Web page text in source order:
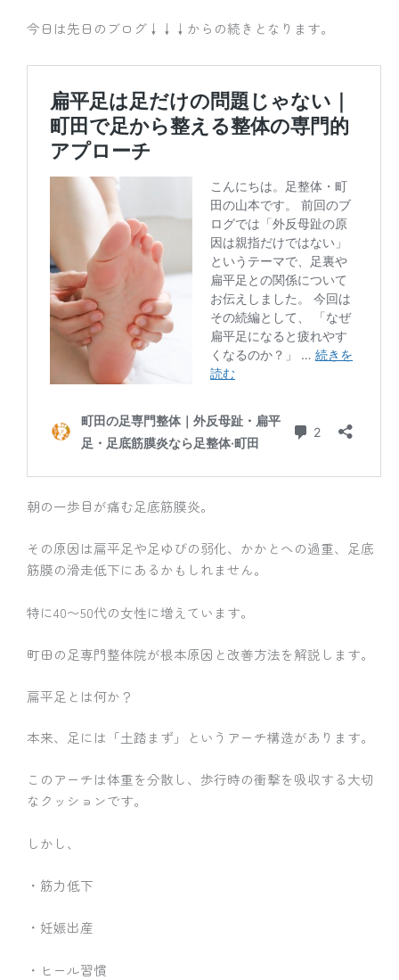
今日は先日のブログ↓↓↓からの続きとなります。
朝の一歩目が痛む足底筋膜炎。
その原因は扁平足や足ゆびの弱化、かかとへの過重、足底
筋膜の滑走低下にあるかもしれません。
特に40〜50代の女性に増えています。
町田の足専門整体院が根本原因と改善方法を解説します。
扁平足とは何か？
本来、足には「土踏まず」というアーチ構造があります。
このアーチは体重を分散し、歩行時の衝撃を吸収する大切
なクッションです。
しかし、
・筋力低下
・妊娠出産
・ヒール習慣